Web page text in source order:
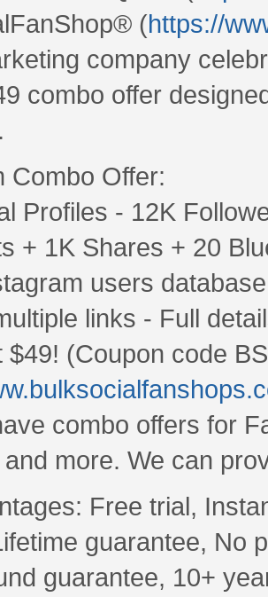
(https://
company
combo offer
Combo Offer:
Profiles - 12K
+ 1K Shares + 20
users
links - Full
$49! (Coupon code
combo offers for
and more. We can
Free trial,
guarantee, No
guarantee, 10+